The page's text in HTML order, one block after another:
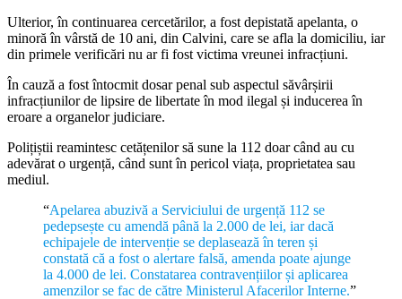
Ulterior, în continuarea cercetărilor, a fost depistată apelanta, o
minoră în vârstă de 10 ani, din Calvini, care se afla la domiciliu, iar
din primele verificări nu ar fi fost victima vreunei infracțiuni.
În cauză a fost întocmit dosar penal sub aspectul săvârșirii
infracțiunilor de lipsire de libertate în mod ilegal și inducerea în
eroare a organelor judiciare.
Polițiștii reamintesc cetățenilor să sune la 112 doar când au cu
adevărat o urgență, când sunt în pericol viața, proprietatea sau
mediul.
“Apelarea abuzivă a Serviciului de urgență 112 se
pedepsește cu amendă până la 2.000 de lei, iar dacă
echipajele de intervenție se deplasează în teren și
constată că a fost o alertare falsă, amenda poate ajunge
la 4.000 de lei. Constatarea contravențiilor și aplicarea
amenzilor se fac de către Ministerul Afacerilor Interne.”